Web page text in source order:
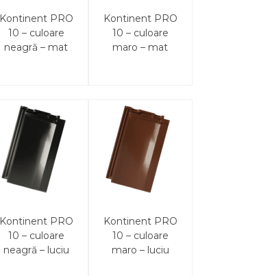
Kontinent PRO
10 – culoare
neagră – mat
Kontinent PRO
10 – culoare
maro – mat
Kontinent PRO
10 – culoare
neagră – luciu
Kontinent PRO
10 – culoare
maro – luciu